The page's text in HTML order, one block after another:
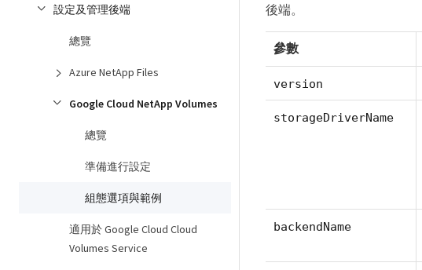
設定及管理後端
總覽
Azure NetApp Files
Google Cloud NetApp Volumes
總覽
準備進行設定
組態選項與範例
適用於 Google Cloud Cloud
Volumes Service
後端。
參數
version
storageDriverName
backendName